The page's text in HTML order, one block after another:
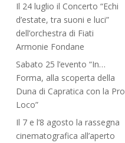
Il 24 luglio il Concerto “Echi
d’estate, tra suoni e luci”
dell’orchestra di Fiati
Armonie Fondane
Sabato 25 l’evento “In…
Forma, alla scoperta della
Duna di Capratica con la Pro
Loco”
Il 7 e l’8 agosto la rassegna
cinematografica all’aperto